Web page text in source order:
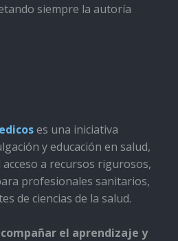
siempre la autoría
es una iniciativa
y educación en salud,
a recursos rigurosos,
profesionales sanitarios,
de ciencias de la salud.
el aprendizaje y